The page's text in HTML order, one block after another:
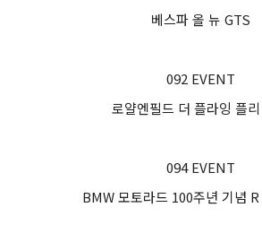
베스파 올 뉴 GTS
092 EVENT
로얄엔필드 더 플라잉 플
094 EVENT
BMW 모토라드 100주년 기념